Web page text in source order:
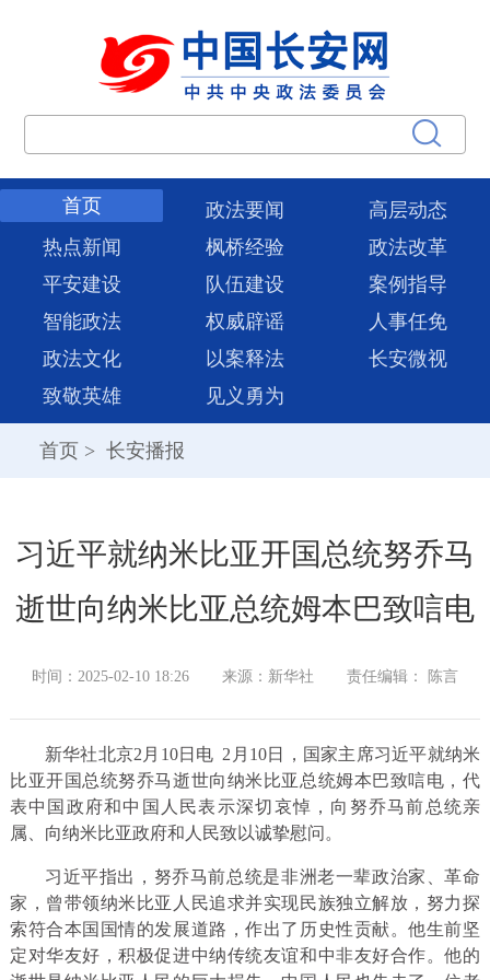
首页 政法要闻
高层动态
热点新闻
枫桥经验
政法改革
平安建设
队伍建设
案例指导
智能政法
权威辟谣
人事任免
政法文化
以案释法
长安微视
致敬英雄
见义勇为
首页 > 长安播报
习近平就纳米比亚开国总统努乔马
逝世向纳米比亚总统姆本巴致唁电
时间：2025-02-10 18:26 来源：新华社 责任编辑： 陈言
新华社北京2月10日电 2月10日，国家主席习近平就纳米
比亚开国总统努乔马逝世向纳米比亚总统姆本巴致唁电，代
表中国政府和中国人民表示深切哀悼，向努乔马前总统亲
属、向纳米比亚政府和人民致以诚挚慰问。
习近平指出，努乔马前总统是非洲老一辈政治家、革命
家，曾带领纳米比亚人民追求并实现民族独立解放，努力探
索符合本国国情的发展道路，作出了历史性贡献。他生前坚
定对华友好，积极促进中纳传统友谊和中非友好合作。他的